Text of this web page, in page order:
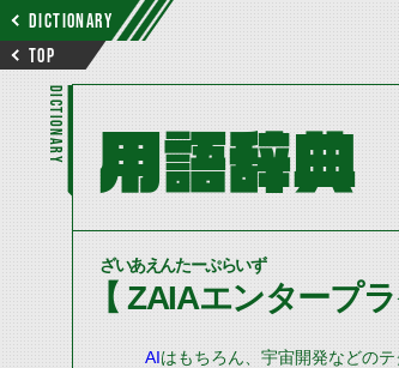
DICTIONARY
TOP
DICTIONARY 用語辞典
ざいあえんたーぷらいず
【 ZAIAエンタープラ
AIはもちろん、宇宙開発などの